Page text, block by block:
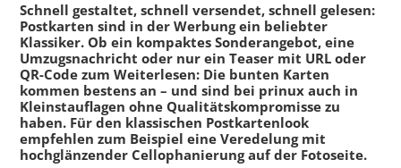
Schnell gestaltet, schnell versendet, schnell gelesen:
Postkarten sind in der Werbung ein beliebter
Klassiker. Ob ein kompaktes Sonderangebot, eine
Umzugsnachricht oder nur ein Teaser mit URL oder
QR-Code zum Weiterlesen: Die bunten Karten
kommen bestens an – und sind bei prinux auch in
Kleinstauflagen ohne Qualitätskompromisse zu
haben. Für den klassischen Postkartenlook
empfehlen zum Beispiel eine Veredelung mit
hochglänzender Cellophanierung auf der Fotoseite.